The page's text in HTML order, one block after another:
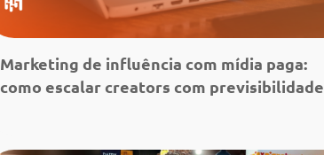
Marketing de influência com mídia paga:
como escalar creators com previsibilidade